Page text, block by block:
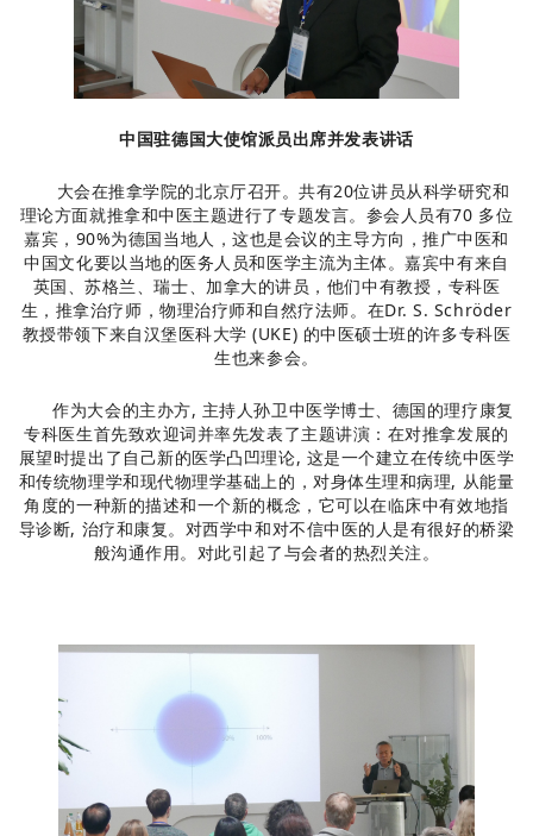
中国驻德国大使馆派员出席并发表讲话
大会在推拿学院的北京厅召开。共有20位讲员从科学研究和
理论方面就推拿和中医主题进行了专题发言。参会人员有70 多位
嘉宾，90%为德国当地人，这也是会议的主导方向，推广中医和
中国文化要以当地的医务人员和医学主流为主体。嘉宾中有来自
英国、苏格兰、瑞士、加拿大的讲员，他们中有教授，专科医
生，推拿治疗师，物理治疗师和自然疗法师。在Dr. S. Schröder
教授带领下来自汉堡医科大学 (UKE) 的中医硕士班的许多专科医
生也来参会。
作为大会的主办方, 主持人孙卫中医学博士、德国的理疗康复
专科医生首先致欢迎词并率先发表了主题讲演：在对推拿发展的
展望时提出了自己新的医学凸凹理论, 这是一个建立在传统中医学
和传统物理学和现代物理学基础上的，对身体生理和病理, 从能量
角度的一种新的描述和一个新的概念，它可以在临床中有效地指
导诊断, 治疗和康复。对西学中和对不信中医的人是有很好的桥梁
般沟通作用。对此引起了与会者的热烈关注。